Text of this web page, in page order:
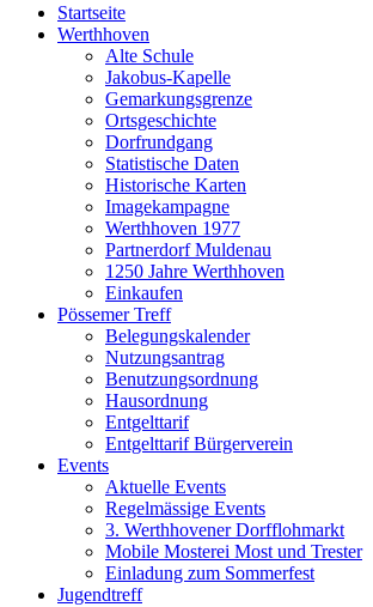
Startseite
Werthhoven
Alte Schule
Jakobus-Kapelle
Gemarkungsgrenze
Ortsgeschichte
Dorfrundgang
Statistische Daten
Historische Karten
Imagekampagne
Werthhoven 1977
Partnerdorf Muldenau
1250 Jahre Werthhoven
Einkaufen
Pössemer Treff
Belegungskalender
Nutzungsantrag
Benutzungsordnung
Hausordnung
Entgelttarif
Entgelttarif Bürgerverein
Events
Aktuelle Events
Regelmässige Events
3. Werthhovener Dorfflohmarkt
Mobile Mosterei Most und Trester
Einladung zum Sommerfest
Jugendtreff